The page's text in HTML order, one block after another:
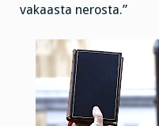
vakaasta nerosta.”